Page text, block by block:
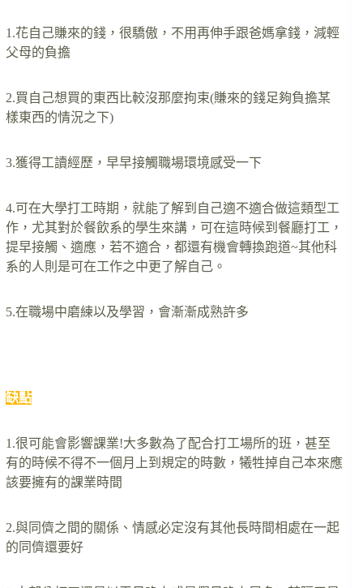
1.花自己賺來的錢，很驕傲，不用再伸手跟爸媽拿錢，減輕
父母的負擔
2.買自己想買的東西比較沒那麼拘束(賺來的錢足夠負擔某
樣東西的情況之下)
3.獲得工讀經歷，早早接觸職場環境感受一下
4.可在大學打工時期，就能了解到自己適不適合做這類型工
作，尤其對於餐飲系的學生來講，可在這時候到餐廳打工，
提早接觸、適應，若不適合，都還有機會轉換跑道~其他科
系的人則是可在工作之中更了解自己。
5.在職場中磨練以及學習，會漸漸成熟許多
缺點
1.很可能會影響課業!大多數為了配合打工場所的班，甚至
有的時候不得不一個月上到規定的時數，犧牲掉自己本來應
該要擁有的課業時間
2.與同儕之間的關係、情感必定沒有其他長時間相處在一起
的同儕還要好